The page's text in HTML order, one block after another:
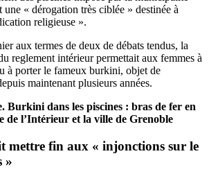
« dérogation très ciblée » destinée à
religieuse ».
aux termes de deux de débats tendus, la
reglement intérieur permettait aux femmes à
à porter le fameux burkini, objet de
maintenant plusieurs années.
Burkini dans les piscines : bras de fer en
de l’Intérieur et la ville de Grenoble
mettre fin aux « injonctions sur le
»